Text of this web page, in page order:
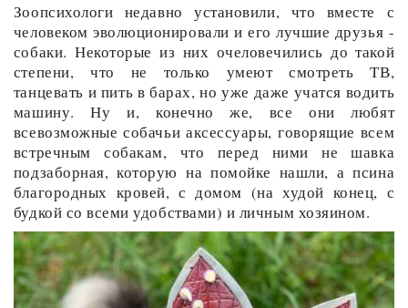
Зоопсихологи недавно установили, что вместе с
человеком эволюционировали и его лучшие друзья -
собаки. Некоторые из них очеловечились до такой
степени, что не только умеют смотреть ТВ,
танцевать и пить в барах, но уже даже учатся водить
машину. Ну и, конечно же, все они любят
всевозможные собачьи аксессуары, говорящие всем
встречным собакам, что перед ними не шавка
подзаборная, которую на помойке нашли, а псина
благородных кровей, с домом (на худой конец, с
будкой со всеми удобствами) и личным хозяином.